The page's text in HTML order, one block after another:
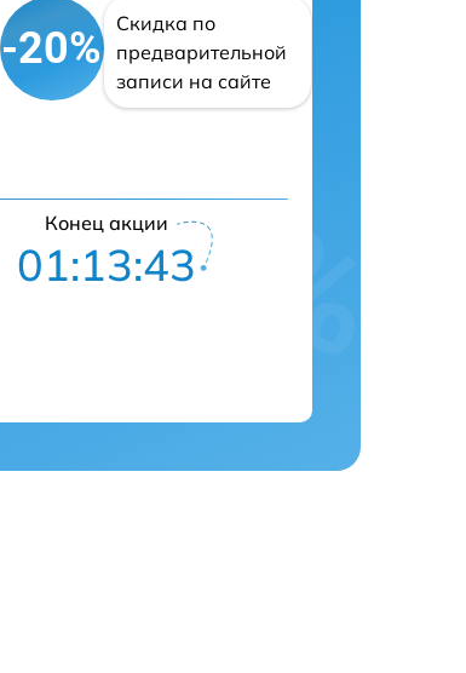
-20%
Скидка по
предварительной
записи на сайте
Конец акции
01:13:42